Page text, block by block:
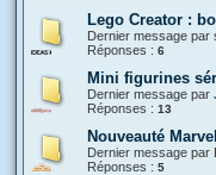
Lego Creator :
Dernier message par
Réponses : 6
Mini figurines
Dernier message par
Réponses : 13
Nouveauté
Dernier message par
Réponses : 5